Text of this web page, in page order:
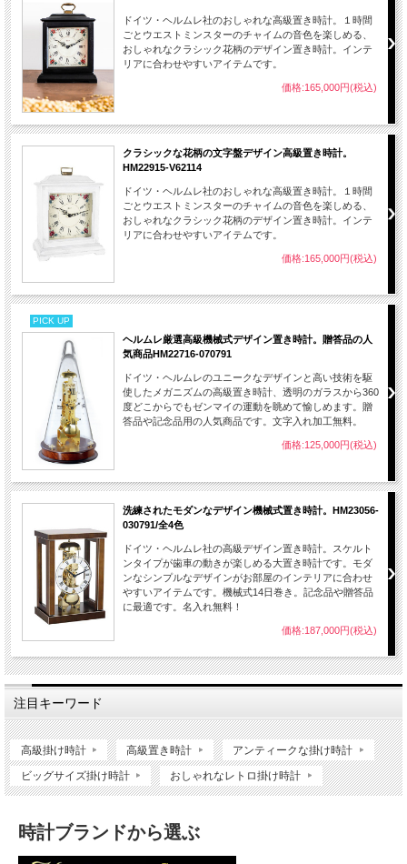
ドイツ・ヘルムレ社のおしゃれな高級置き時計。１時間
ごとウエストミンスターのチャイムの音色を楽しめる、
おしゃれなクラシック花柄のデザイン置き時計。インテ
リアに合わせやすいアイテムです。
価格:165,000円(税込)
クラシックな花柄の文字盤デザイン高級置き時計。
HM22915-V62114
ドイツ・ヘルムレ社のおしゃれな高級置き時計。１時間
ごとウエストミンスターのチャイムの音色を楽しめる、
おしゃれなクラシック花柄のデザイン置き時計。インテ
リアに合わせやすいアイテムです。
価格:165,000円(税込)
PICK UP
ヘルムレ厳選高級機械式デザイン置き時計。贈答品の人
気商品HM22716-070791
ドイツ・ヘルムレのユニークなデザインと高い技術を駆
使したメガニズムの高級置き時計、透明のガラスから360
度どこからでもゼンマイの運動を眺めて愉しめます。贈
答品や記念品用の人気商品です。文字入れ加工無料。
価格:125,000円(税込)
洗練されたモダンなデザイン機械式置き時計。HM23056-
030791/全4色
ドイツ・ヘルムレ社の高級デザイン置き時計。スケルト
ンタイプが歯車の動きが楽しめる大置き時計です。モダ
ンなシンプルなデザインがお部屋のインテリアに合わせ
やすいアイテムです。機械式14日巻き。記念品や贈答品
に最適です。名入れ無料！
価格:187,000円(税込)
注目キーワード
高級掛け時計 高級置き時計 アンティークな掛け時計
ビッグサイズ掛け時計 おしゃれなレトロ掛け時計
時計ブランドから選ぶ